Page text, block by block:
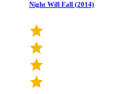
Night Will Fall (2014)